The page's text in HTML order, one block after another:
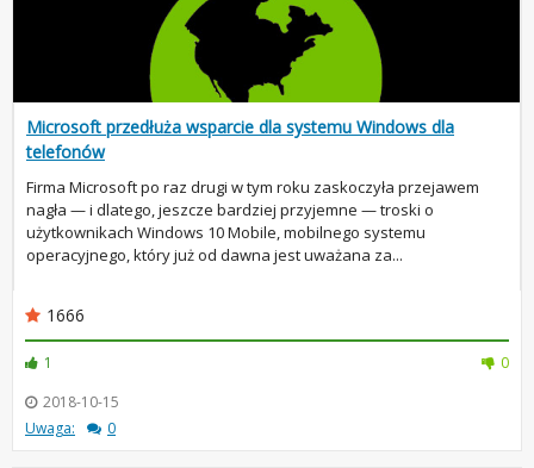
Microsoft przedłuża wsparcie dla systemu Windows dla
telefonów
Firma Microsoft po raz drugi w tym roku zaskoczyła przejawem
nagła — i dlatego, jeszcze bardziej przyjemne — troski o
użytkownikach Windows 10 Mobile, mobilnego systemu
operacyjnego, który już od dawna jest uważana za...
1666
1
0
2018-10-15
Uwaga:
0